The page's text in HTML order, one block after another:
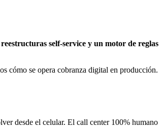
self-service y un motor de reglas
cómo se opera cobranza digital en producción.
desde el celular. El call center 100% humano